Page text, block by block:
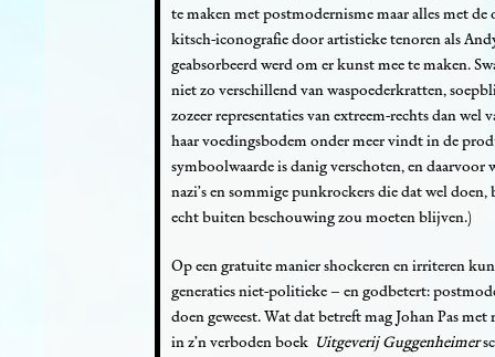
te maken met postmodernisme maar alles met
kitsch-iconografie door artistieke tenoren als
geabsorbeerd werd om er kunst mee te maken.
niet zo verschillend van waspoederkratten,
zozeer representaties van extreem-rechts dan
haar voedingsbodem onder meer vindt in de
symboolwaarde is danig verschoten, en
nazi’s en sommige punkrockers die dat wel
echt buiten beschouwing zou moeten blijven.)
Op een gratuite manier shockeren en irriteren
generaties niet-politieke – en godbetert:
doen geweest. Wat dat betreft mag Johan Pas
in z’n verboden boek Uitgeverij Guggenheimer